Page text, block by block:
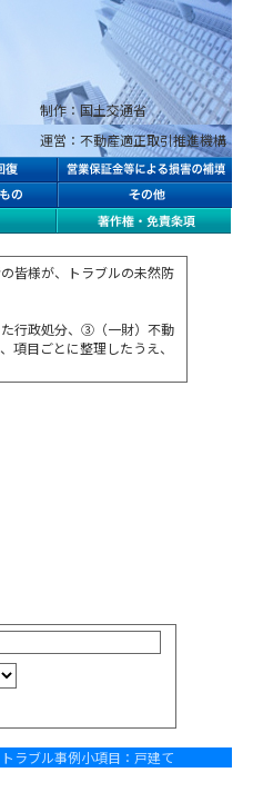
制作：国土交通省
運営：不動産適正取引推進機構
皆様が、トラブルの未然防
行政処分、③（一財）不動
項目ごとに整理したうえ、
トラブル事例小項目：戸建て